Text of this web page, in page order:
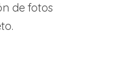
de fotos